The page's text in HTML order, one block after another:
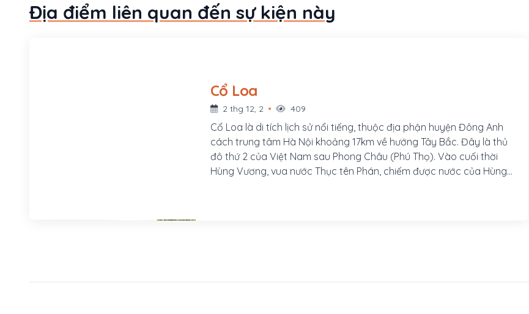
Địa điểm liên quan đến sự kiện này
Cổ Loa
2 thg 12, 2 409
Cổ Loa là di tích lịch sử nổi tiếng, thuộc địa phận huyện Đông Anh
cách trung tâm Hà Nội khoảng 17km về hướng Tây Bắc. Đây là thủ
đô thứ 2 của Việt Nam sau Phong Châu (Phú Thọ). Vào cuối thời
Hùng Vương, vua nước Thục tên Phán, chiếm được nước của Hùng